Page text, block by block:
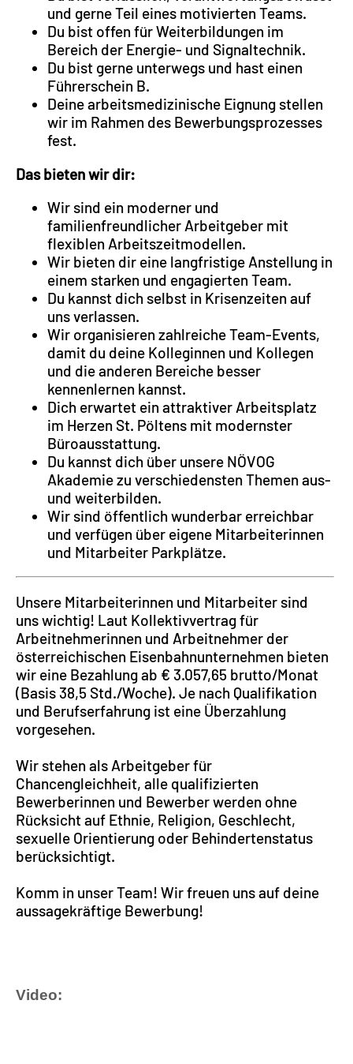
und gerne Teil eines motivierten Teams.
Du bist offen für Weiterbildungen im
Bereich der Energie- und Signaltechnik.
Du bist gerne unterwegs und hast einen
Führerschein B.
Deine arbeitsmedizinische Eignung stellen
wir im Rahmen des Bewerbungsprozesses
fest.
Das bieten wir dir:
Wir sind ein moderner und
familienfreundlicher Arbeitgeber mit
flexiblen Arbeitszeitmodellen.
Wir bieten dir eine langfristige Anstellung in
einem starken und engagierten Team.
Du kannst dich selbst in Krisenzeiten auf
uns verlassen.
Wir organisieren zahlreiche Team-Events,
damit du deine Kolleginnen und Kollegen
und die anderen Bereiche besser
kennenlernen kannst.
Dich erwartet ein attraktiver Arbeitsplatz
im Herzen St. Pöltens mit modernster
Büroausstattung.
Du kannst dich über unsere NÖVOG
Akademie zu verschiedensten Themen aus-
und weiterbilden.
Wir sind öffentlich wunderbar erreichbar
und verfügen über eigene Mitarbeiterinnen
und Mitarbeiter Parkplätze.
Unsere Mitarbeiterinnen und Mitarbeiter sind
uns wichtig! Laut Kollektivvertrag für
Arbeitnehmerinnen und Arbeitnehmer der
österreichischen Eisenbahnunternehmen bieten
wir eine Bezahlung ab € 3.057,65 brutto/Monat
(Basis 38,5 Std./Woche). Je nach Qualifikation
und Berufserfahrung ist eine Überzahlung
vorgesehen.
Wir stehen als Arbeitgeber für
Chancengleichheit, alle qualifizierten
Bewerberinnen und Bewerber werden ohne
Rücksicht auf Ethnie, Religion, Geschlecht,
sexuelle Orientierung oder Behindertenstatus
berücksichtigt.
Komm in unser Team! Wir freuen uns auf deine
aussagekräftige Bewerbung!
Video: